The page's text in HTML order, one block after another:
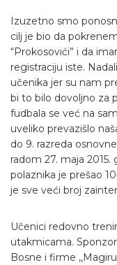
Izuzetno smo
cilj je bio da
“Prokosovići” i da
registraciju iste.
učenika jer su nam
bi to bilo dovoljno za
fudbala se već na
uveliko prevazišlo
do 9. razreda
radom 27. maja
polaznika je prešao
je sve veći broj
Učenici redovno
utakmicama.
Bosne i firme